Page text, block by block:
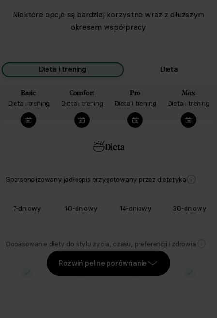
Niektóre opcje są bardziej korzystne wraz z dłuższym
okresem współpracy
Dieta i trening Dieta
Basic
Dieta i trening
Comfort
Dieta i trening
Pro
Dieta i trening
Max
Dieta i trening
Dieta
Spersonalizowany jadłospis przygotowany przez dietetyka
7-dniowy 10-dniowy 14-dniowy 30-dniowy
Dopasowanie diety do stylu życia, czasu, preferencji i zdrowia
Rozwiń pełne porównanie